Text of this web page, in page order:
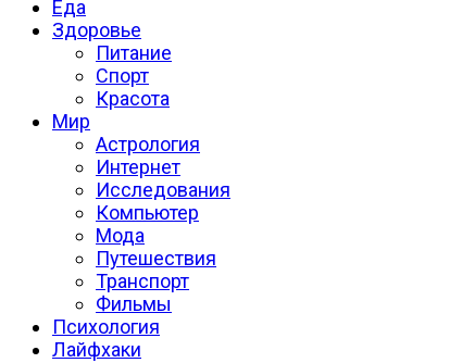
Еда
Здоровье
Питание
Спорт
Красота
Мир
Астрология
Интернет
Исследования
Компьютер
Мода
Путешествия
Транспорт
Фильмы
Психология
Лайфхаки